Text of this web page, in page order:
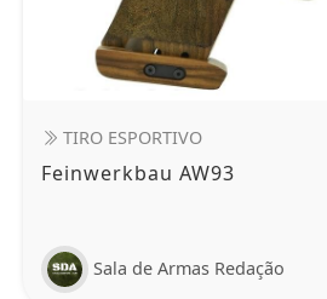
TIRO ESPORTIVO
Feinwerkbau AW93
Sala de Armas Redação